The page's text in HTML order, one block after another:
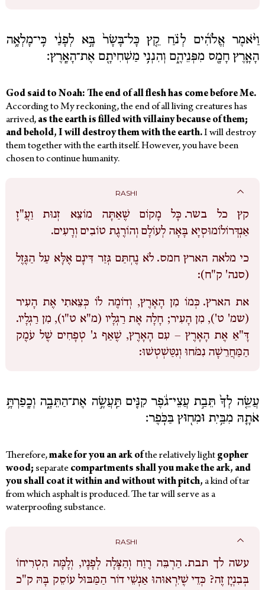
וַיֹּ֨אמֶר אֱלֹהִ֜ים לְנֹ֗חַ קֵ֤ץ כָּל־בָּשָׂר֙ בָּ֣א לְפָנַ֔י כִּֽי־מָלְאָ֥ה
הָאָ֛רֶץ חָמָ֖ס מִפְּנֵיהֶ֑ם וְהִנְנִ֥י מַשְׁחִיתָ֖ם אֶת־הָאָֽרֶץ׃
God said to Noah: The end of all flesh has come before Me.
According to My reckoning, the end of all living creatures has
arrived, as the earth is filled with villainy because of them;
and behold, I will destroy them with the earth.I will destroy
them together with the earth itself. However, you have been
chosen to continue humanity.
RASHI
קץ כל בשר. כָּל מָקוֹם שֶׁאַתָּה מוֹצֵא זְנוּת וַעֲ"זָ
אַנְדְּרוֹלוֹמוּסְיָא בָּאָה לְעוֹלָם וְהוֹרֶגֶת טוֹבִים וְרָעִים.
כי מלאה הארץ חמס. לֹא נֶחְתַּם גְּזַר דִּינָם אֶלָּא עַל הַגֶּזֶל
(סנה' ק"ח):
את הארץ. כְּמוֹ מִן הָאָרֶץ, וְדוֹמֶה לוֹ כְּצֵאתִי אֶת הָעִיר
(שמ' ט'), מִן הָעִיר; חָלָה אֶת רַגְלָיו (מ"א ט"ו), מִן רַגְלָיו.
דָּ"אַ אֶת הָאָרֶץ – עִם הָאָרֶץ, שֶׁאַף ג' טְפָחִים שֶׁל עֹמֶק
הַמַּחֲרֵשָׁה נִמֹּחוּ וְנִטַּשְׁטְשׁוּ:
עֲשֵׂ֤ה לְךָ֙ תֵּבַ֣ת עֲצֵי־גֹ֔פֶר קִנִּ֖ים תַּֽעֲשֶׂ֣ה אֶת־הַתֵּבָ֑ה וְכָֽפַרְתָּ֥
אֹתָ֛הּ מִבַּ֥יִת וּמִח֖וּץ בַּכֹּֽפֶר׃
Therefore,make for you an ark ofthe relatively light gopher
wood; separate compartments shall you make the ark, and
you shall coat it within and without with pitch, a kind of tar
from which asphalt is produced. The tar will serve as a
waterproofing substance.
RASHI
עשה לך תבת. הַרְבֵּה רֶוַח וְהַצָּלָה לְפָנָיו, וְלָמָּה הִטְרִיחוֹ
בְּבִנְיָן זֶה? כְּדֵי שֶׁיִּרְאוּהוּ אַנְשֵׁי דוֹר הַמַּבּוּל עוֹסֵק בָּהּ ק"כ